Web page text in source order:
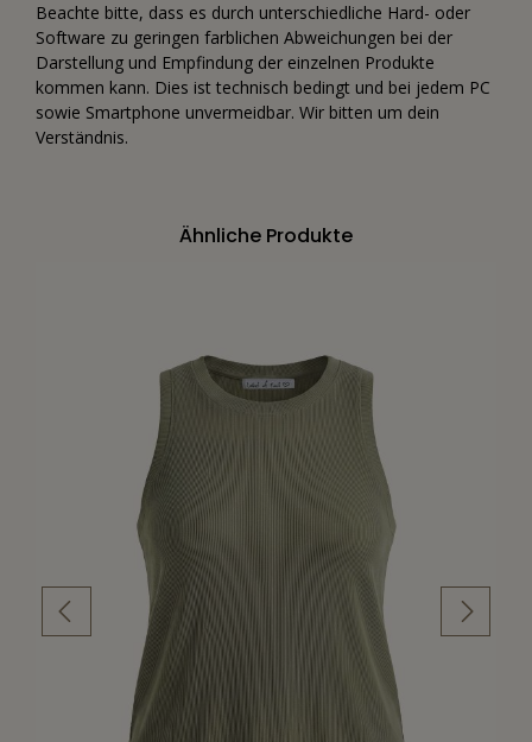
Beachte bitte, dass es durch unterschiedliche Hard- oder
Software zu geringen farblichen Abweichungen bei der
Darstellung und Empfindung der einzelnen Produkte
kommen kann. Dies ist technisch bedingt und bei jedem PC
sowie Smartphone unvermeidbar. Wir bitten um dein
Verständnis.
Ähnliche Produkte